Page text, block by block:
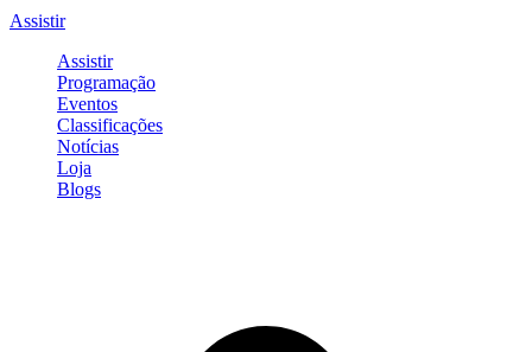
Assistir
Assistir
Programação
Eventos
Classificações
Notícias
Loja
Blogs